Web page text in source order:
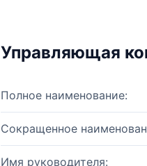
Управляющая
Полное наименование:
Сокращенное
Имя руководителя: